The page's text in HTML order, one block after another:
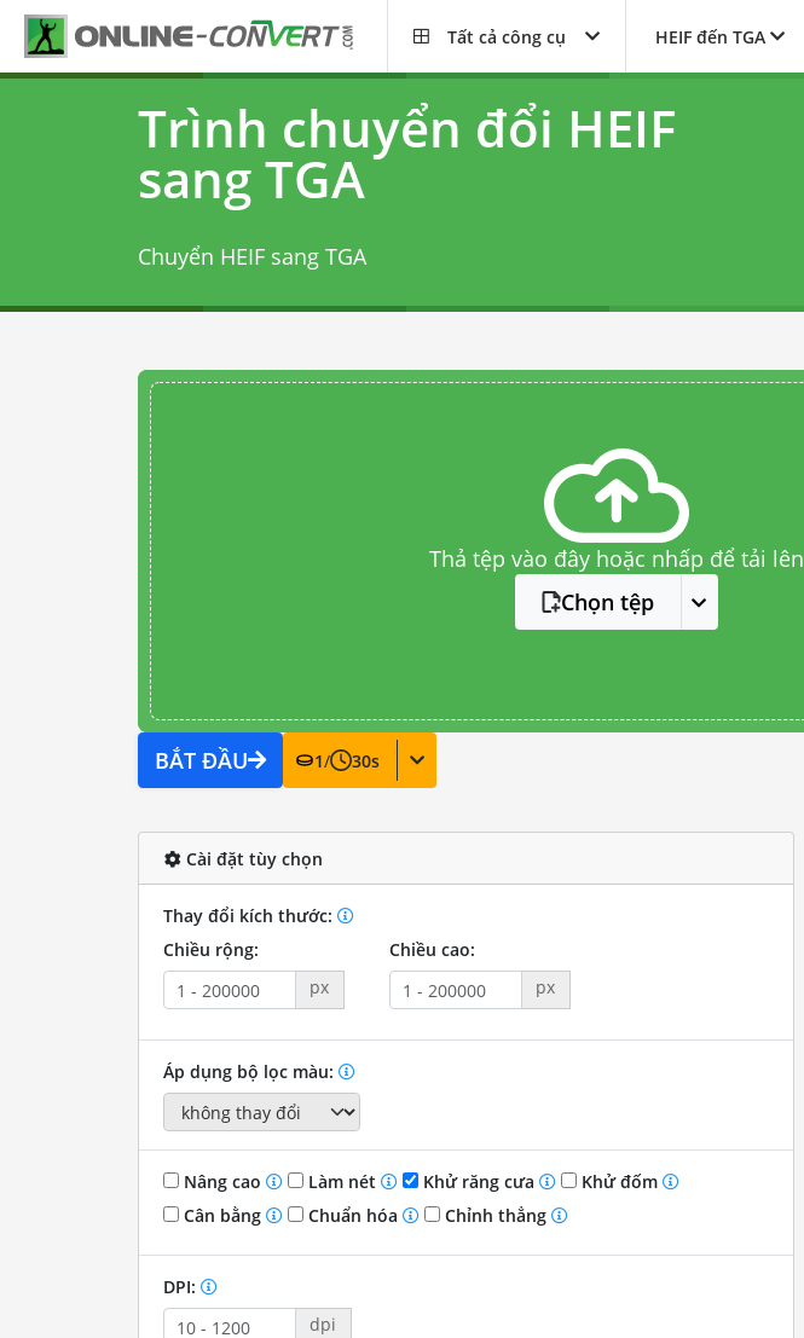
Tất cả công cụ HEIF đến TGA
Trình chuyển đổi HEIF
sang TGA
Chuyển HEIF sang TGA
Thả tệp vào đây hoặc nhấp để tải lên
Chọn tệp
BẮT ĐẦU 1/ 30s
Cài đặt tùy chọn
Thay đổi kích thước:
Chiều rộng:
px
Chiều cao:
px
Áp dụng bộ lọc màu:
Nâng cao Làm nét Khử răng cưa
Khử đốm
Cân bằng
Chuẩn hóa Chỉnh thẳng
DPI:
dpi